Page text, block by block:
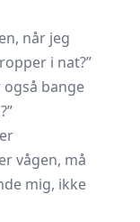
når jeg
i nat?”
også bange
vågen, må
mig, ikke